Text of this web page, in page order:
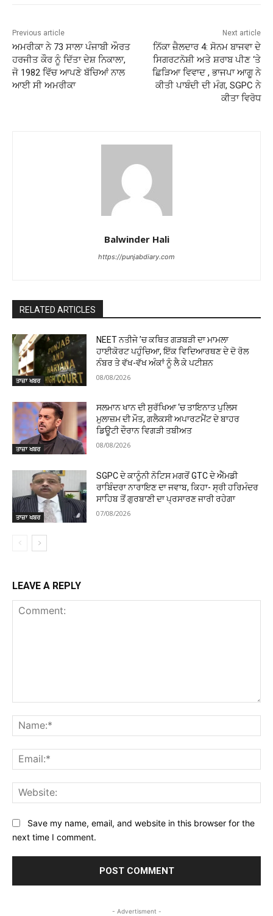
Previous article
ਅਮਰੀਕਾ ਨੇ 73 ਸਾਲਾ ਪੰਜਾਬੀ ਔਰਤ
ਹਰਜੀਤ ਕੌਰ ਨੂੰ ਦਿੱਤਾ ਦੇਸ਼ ਨਿਕਾਲਾ,
ਜੋ 1982 ਵਿੱਚ ਆਪਣੇ ਬੱਚਿਆਂ ਨਾਲ
ਆਈ ਸੀ ਅਮਰੀਕਾ
Next article
ਨਿੱਕਾ ਜ਼ੈਲਦਾਰ 4: ਸੋਨਮ ਬਾਜਵਾ ਦੇ
ਸਿਗਰਟਨੋਸ਼ੀ ਅਤੇ ਸ਼ਰਾਬ ਪੀਣ ‘ਤੇ
ਛਿੜਿਆ ਵਿਵਾਦ , ਭਾਜਪਾ ਆਗੂ ਨੇ
ਕੀਤੀ ਪਾਬੰਦੀ ਦੀ ਮੰਗ, SGPC ਨੇ
ਕੀਤਾ ਵਿਰੋਧ
Balwinder Hali
https://punjabdiary.com
RELATED ARTICLES
ਤਾਜ਼ਾ ਖਬਰ
NEET ਨਤੀਜੇ ’ਚ ਕਥਿਤ ਗੜਬੜੀ ਦਾ ਮਾਮਲਾ
ਹਾਈਕੋਰਟ ਪਹੁੰਚਿਆ, ਇੱਕ ਵਿਦਿਆਰਥਣ ਦੇ ਦੋ ਰੋਲ
ਨੰਬਰ ਤੇ ਵੱਖ-ਵੱਖ ਅੰਕਾਂ ਨੂੰ ਲੈ ਕੇ ਪਟੀਸ਼ਨ
08/08/2026
ਤਾਜ਼ਾ ਖਬਰ
ਸਲਮਾਨ ਖਾਨ ਦੀ ਸੁਰੱਖਿਆ ‘ਚ ਤਾਇਨਾਤ ਪੁਲਿਸ
ਮੁਲਾਜ਼ਮ ਦੀ ਮੌਤ, ਗਲੈਕਸੀ ਅਪਾਰਟਮੈਂਟ ਦੇ ਬਾਹਰ
ਡਿਊਟੀ ਦੌਰਾਨ ਵਿਗੜੀ ਤਬੀਅਤ
08/08/2026
ਤਾਜ਼ਾ ਖਬਰ
SGPC ਦੇ ਕਾਨੂੰਨੀ ਨੋਟਿਸ ਮਗਰੋਂ GTC ਦੇ ਐੱਮਡੀ
ਰਾਬਿੰਦਰਾ ਨਾਰਾਇਣ ਦਾ ਜਵਾਬ, ਕਿਹਾ- ਸ੍ਰੀ ਹਰਿਮੰਦਰ
ਸਾਹਿਬ ਤੋਂ ਗੁਰਬਾਣੀ ਦਾ ਪ੍ਰਸਾਰਣ ਜਾਰੀ ਰਹੇਗਾ
07/08/2026
LEAVE A REPLY
Save my name, email, and website in this browser for the
next time I comment.
- Advertisment -